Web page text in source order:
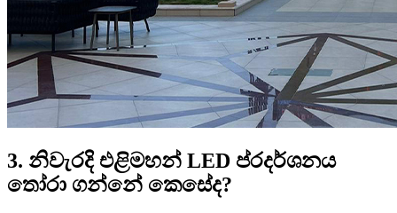
3. නිවැරදි එළිමහන් LED ප්රදර්ශනය
තෝරා ගන්නේ කෙසේද?